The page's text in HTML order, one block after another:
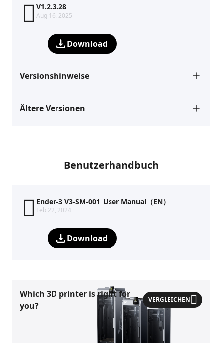
V1.2.3.28
Aug 16, 2025
Download
Versionshinweise
Ältere Versionen
Benutzerhandbuch
Ender-3 V3-SM-001_User Manual（EN）
Feb 22, 2024
Download
Which 3D printer is right for
you?
VERGLEICHEN